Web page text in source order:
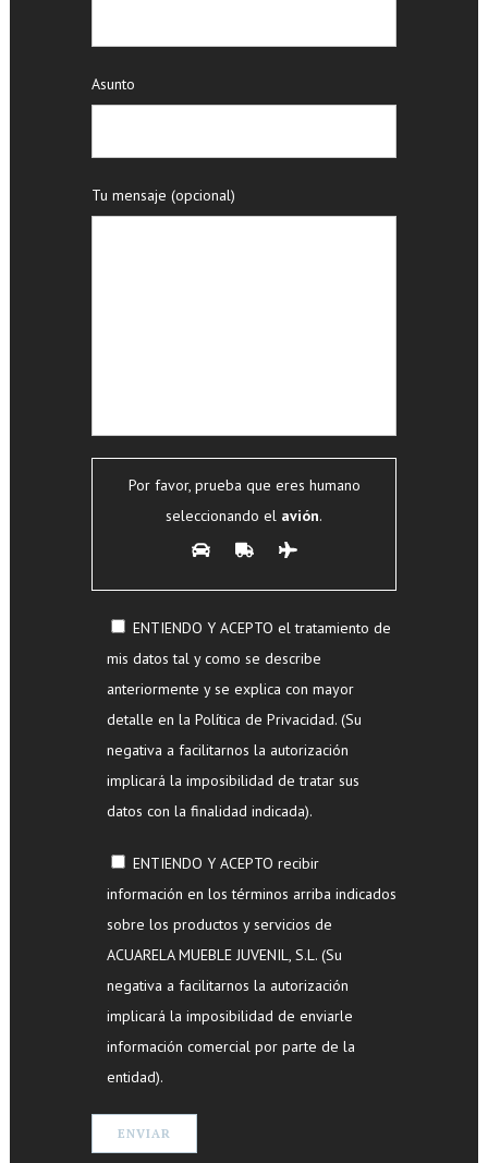
Asunto
Tu mensaje (opcional)
Por favor, prueba que eres humano
seleccionando el avión.
ENTIENDO Y ACEPTO el tratamiento de
mis datos tal y como se describe
anteriormente y se explica con mayor
detalle en la Política de Privacidad. (Su
negativa a facilitarnos la autorización
implicará la imposibilidad de tratar sus
datos con la finalidad indicada).
ENTIENDO Y ACEPTO recibir
información en los términos arriba indicados
sobre los productos y servicios de
ACUARELA MUEBLE JUVENIL, S.L. (Su
negativa a facilitarnos la autorización
implicará la imposibilidad de enviarle
información comercial por parte de la
entidad).